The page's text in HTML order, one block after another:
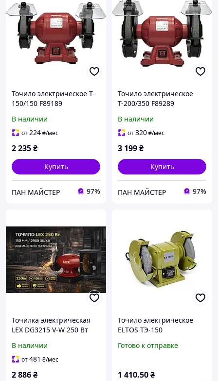
Точило электрическое T-
150/150 F89189
В наличии
от224₴/мес
2 235₴
Купить
ПАН МАЙСТЕР 97%
Точило электрическое
Т-200/350 F89289
В наличии
от320₴/мес
3 199₴
Купить
ПАН МАЙСТЕР 97%
Точилка электрическая
LEX DG3215 V-W 250 Вт
инструмента
В наличии
от481 ₴/мес
2 886₴
Точило электрическое
ELTOS ТЭ-150
Готово к отправке
1 410.50₴